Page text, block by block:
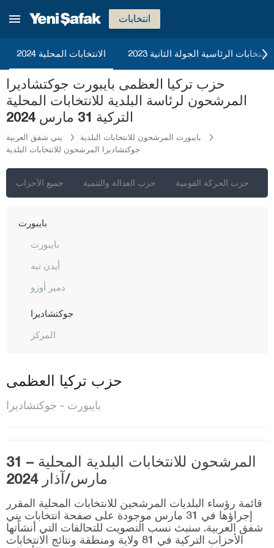
انتخابات
الانتخابات المحلية 2024 2023 الانتخابات الرئاسية الجولة الثانية
حزب تركيا العظمى بايبورت جوكتشاديرا
المرشحون لرئاسة البلدية للانتخابات المحلية
التركية 31 مارس 2024
يني شفق العربية
بايبورت المرشحون للانتخابات البلدية
جوكتشاديرا المرشحون للانتخابات البلدية
جميع الأحزاب حزب العدالة والتنمية حزب الحركة القومية
أكسراي
أنطاليا
أرداهان
أرتفين
أيدن
بالق أسير
باتمان
بايبورت
بايبورت
أيدن تبه
دمير أوزو
جوكتشاديرا
المركز
بينغول
بيتليس
بوردور
بورصا
جناق قلعة
شانكيري
جوروم
حزب تركيا العظمى
بايبورت - جوكتشاديرا
المرشحون للانتخابات البلدية المحلية – 31
مارس/آذار 2024
قائمة رؤساء البلديات المرشحين للانتخابات المحلية المقرر
إجراؤها في 31 مارس موجودة على صفحة انتخابات يني
شفق العربية. سنبث نسب التصويت للتحالفات التي أنشأتها
الأحزاب التركية في 81 ولاية ومنطقة ونتائج الانتخابات